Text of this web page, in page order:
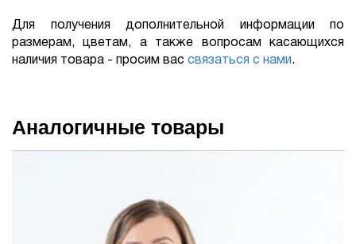
Для получения дополнительной информации по
размерам, цветам, а также вопросам касающихся
наличия товара - просим вас связаться с нами .
Аналогичные товары